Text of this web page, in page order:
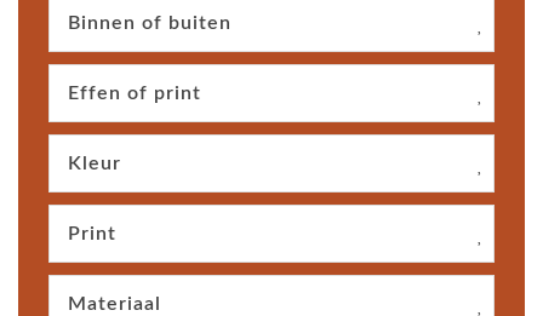
Binnen of buiten
Effen of print
Kleur
Print
Materiaal